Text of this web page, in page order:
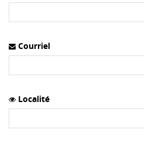
Courriel
Localité